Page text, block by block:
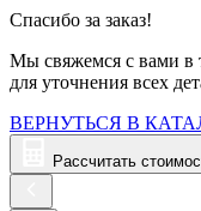
Спасибо за заказ!
Мы свяжемся с вами в
для уточнения всех
ВЕРНУТЬСЯ В
Рассчитать